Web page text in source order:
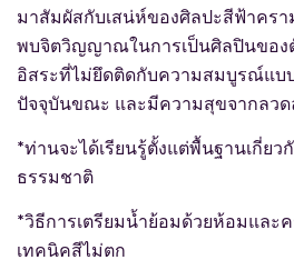
มาสัมผัสกับเสน่ห์ของศิลปะสีฟ้าคร
พบจิตวิญญาณในการเป็นศิลปินของตั
อิสระที่ไม่ยึดติดกับความสมบูรณ์แบ
ปัจจุบันขณะ และมีความสุขจากลวด
*ท่านจะได้เรียนรู้ตั้งแต่พื้นฐานเกี่ยว
ธรรมชาติ
*วิธีการเตรียมน้ำย้อมด้วยห้อมและ
เทคนิคสีไม่ตก